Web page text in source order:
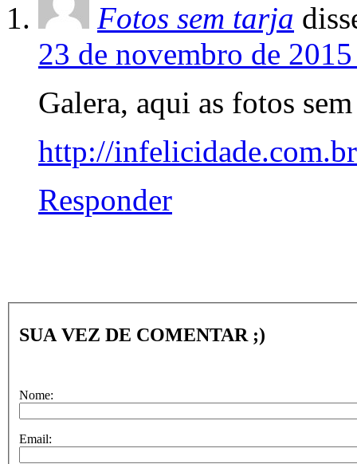
Fotos sem tarja
23 de novembro de
Galera, aqui as fotos
http://
Responder
SUA VEZ DE COMENTAR ;)
Nome:
Email: